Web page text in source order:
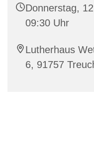
Donnerstag,
09:30 Uhr
Lutherhaus
6, 91757